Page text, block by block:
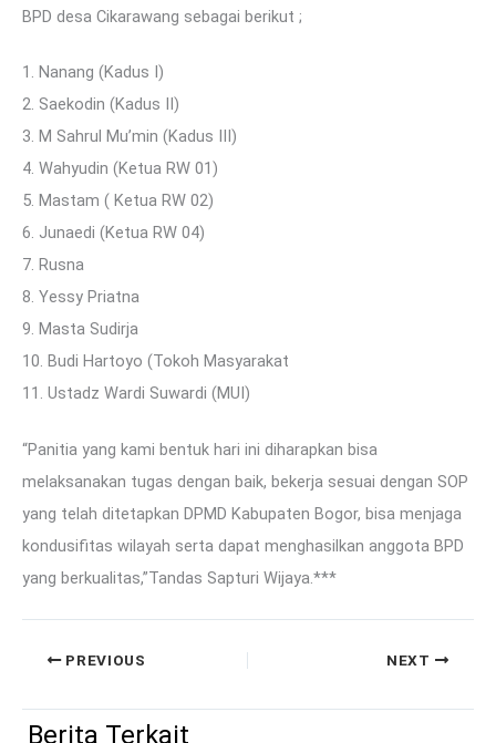
BPD desa Cikarawang sebagai berikut ;
1. Nanang (Kadus I)
2. Saekodin (Kadus II)
3. M Sahrul Mu’min (Kadus III)
4. Wahyudin (Ketua RW 01)
5. Mastam ( Ketua RW 02)
6. Junaedi (Ketua RW 04)
7. Rusna
8. Yessy Priatna
9. Masta Sudirja
10. Budi Hartoyo (Tokoh Masyarakat
11. Ustadz Wardi Suwardi (MUI)
“Panitia yang kami bentuk hari ini diharapkan bisa
melaksanakan tugas dengan baik, bekerja sesuai dengan SOP
yang telah ditetapkan DPMD Kabupaten Bogor, bisa menjaga
kondusifitas wilayah serta dapat menghasilkan anggota BPD
yang berkualitas,”Tandas Sapturi Wijaya.***
PREVIOUS NEXT
Berita Terkait